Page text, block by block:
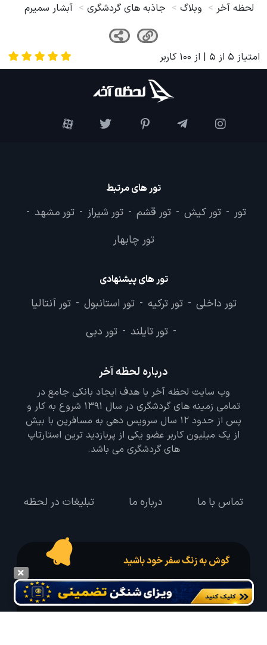
لحظه آخر وبلاگ جاذبه های گردشگری آبشار سمیرم
امتیاز 5 از 5 | از 100 کاربر
تور های مرتبط
تور - تور کیش - تور قشم - تور شیراز - تور مشهد -
تور چابهار
تور های پیشنهادی
تور داخلی - تور ترکیه - تور استانبول - تور آنتالیا
- تور تایلند - تور دبی
درباره لحظه آخر
وب سایت لحظه آخر با هدف ایجاد بانکی جامع در
تمامی زمینه های گردشگری در سال 1391 شروع به کار و
پس از حدود 12 سال سرویس دهی به مسافرین با بیش
از یک میلیون کاربر عضو یکی از پربازدید ترین استارتاپ
های گردشگری می باشد.
تماس با ما درباره ما تبلیغات در لحظه
گوش به زنگ سفر خود باشید
درخواست سفر خود را در مدت زمان دلخواه ثبت و پیامک بهترین آفر مربوط به تور
درخواستی خود را دریافت نمایید